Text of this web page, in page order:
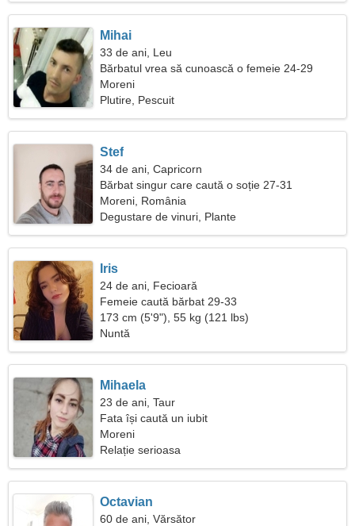
Mihai
33 de ani, Leu
Bărbatul vrea să cunoască o femeie 24-29
Moreni
Plutire, Pescuit
Stef
34 de ani, Capricorn
Bărbat singur care caută o soție 27-31
Moreni, România
Degustare de vinuri, Plante
Iris
24 de ani, Fecioară
Femeie caută bărbat 29-33
173 cm (5'9"), 55 kg (121 lbs)
Nuntă
Mihaela
23 de ani, Taur
Fata își caută un iubit
Moreni
Relație serioasa
Octavian
60 de ani, Vărsător